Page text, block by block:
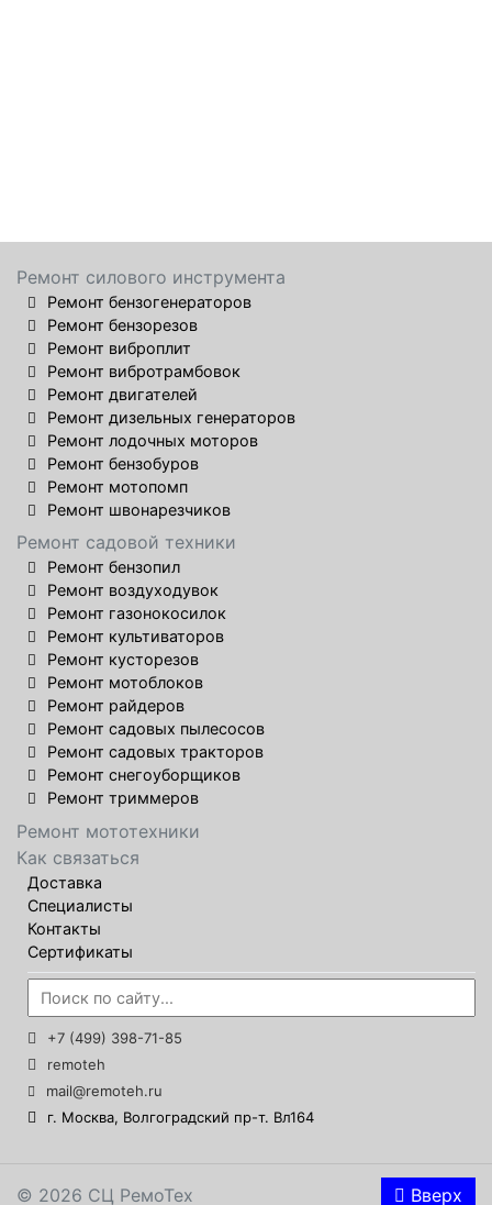
Ремонт силового инструмента
Ремонт бензогенераторов
Ремонт бензорезов
Ремонт виброплит
Ремонт вибротрамбовок
Ремонт двигателей
Ремонт дизельных генераторов
Ремонт лодочных моторов
Ремонт бензобуров
Ремонт мотопомп
Ремонт швонарезчиков
Ремонт садовой техники
Ремонт бензопил
Ремонт воздуходувок
Ремонт газонокосилок
Ремонт культиваторов
Ремонт кусторезов
Ремонт мотоблоков
Ремонт райдеров
Ремонт садовых пылесосов
Ремонт садовых тракторов
Ремонт снегоуборщиков
Ремонт триммеров
Ремонт мототехники
Как связаться
Доставка
Специалисты
Контакты
Сертификаты
+7 (499) 398-71-85
remoteh
mail@remoteh.ru
г. Москва, Волгоградский пр-т. Вл164
© 2026 СЦ РемоТех Вверх